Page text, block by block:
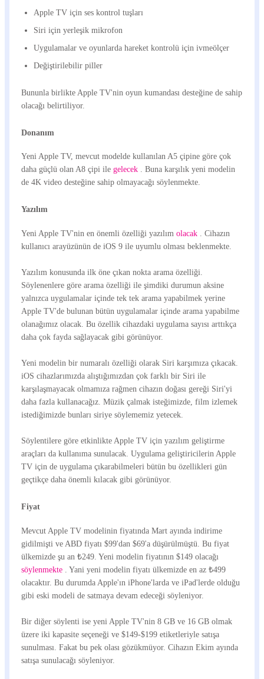
Apple TV için ses kontrol tuşları
Siri için yerleşik mikrofon
Uygulamalar ve oyunlarda hareket kontrolü için ivmeölçer
Değiştirilebilir piller
Bununla birlikte Apple TV'nin oyun kumandası desteğine de sahip
olacağı belirtiliyor.
Donanım
Yeni Apple TV, mevcut modelde kullanılan A5 çipine göre çok
daha güçlü olan A8 çipi ile gelecek . Buna karşılık yeni modelin
de 4K video desteğine sahip olmayacağı söylenmekte.
Yazılım
Yeni Apple TV'nin en önemli özelliği yazılım olacak . Cihazın
kullanıcı arayüzünün de iOS 9 ile uyumlu olması beklenmekte.
Yazılım konusunda ilk öne çıkan nokta arama özelliği.
Söylenenlere göre arama özelliği ile şimdiki durumun aksine
yalnızca uygulamalar içinde tek tek arama yapabilmek yerine
Apple TV'de bulunan bütün uygulamalar içinde arama yapabilme
olanağımız olacak. Bu özellik cihazdaki uygulama sayısı arttıkça
daha çok fayda sağlayacak gibi görünüyor.
Yeni modelin bir numaralı özelliği olarak Siri karşımıza çıkacak.
iOS cihazlarımızda alıştığımızdan çok farklı bir Siri ile
karşılaşmayacak olmamıza rağmen cihazın doğası gereği Siri'yi
daha fazla kullanacağız. Müzik çalmak isteğimizde, film izlemek
istediğimizde bunları siriye söylememiz yetecek.
Söylentilere göre etkinlikte Apple TV için yazılım geliştirme
araçları da kullanıma sunulacak. Uygulama geliştiricilerin Apple
TV için de uygulama çıkarabilmeleri bütün bu özellikleri gün
geçtikçe daha önemli kılacak gibi görünüyor.
Fiyat
Mevcut Apple TV modelinin fiyatında Mart ayında indirime
gidilmişti ve ABD fiyatı $99'dan $69'a düşürülmüştü. Bu fiyat
ülkemizde şu an ₺249. Yeni modelin fiyatının $149 olacağı
söylenmekte
. Yani yeni modelin fiyatı ülkemizde en az ₺499
olacaktır. Bu durumda Apple'ın iPhone'larda ve iPad'lerde olduğu
gibi eski modeli de satmaya devam edeceği söyleniyor.
Bir diğer söylenti ise yeni Apple TV'nin 8 GB ve 16 GB olmak
üzere iki kapasite seçeneği ve $149-$199 etiketleriyle satışa
sunulması. Fakat bu pek olası gözükmüyor. Cihazın Ekim ayında
satışa sunulacağı söyleniyor.